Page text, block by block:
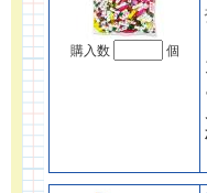
購入数 個